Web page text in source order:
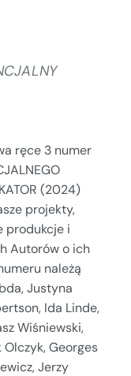
ręce 3 numer
(2024)
projekty,
produkcje i
Autorów o ich
należą
Justyna
Ida Linde,
Wiśniewski,
Olczyk, Georges
Jerzy